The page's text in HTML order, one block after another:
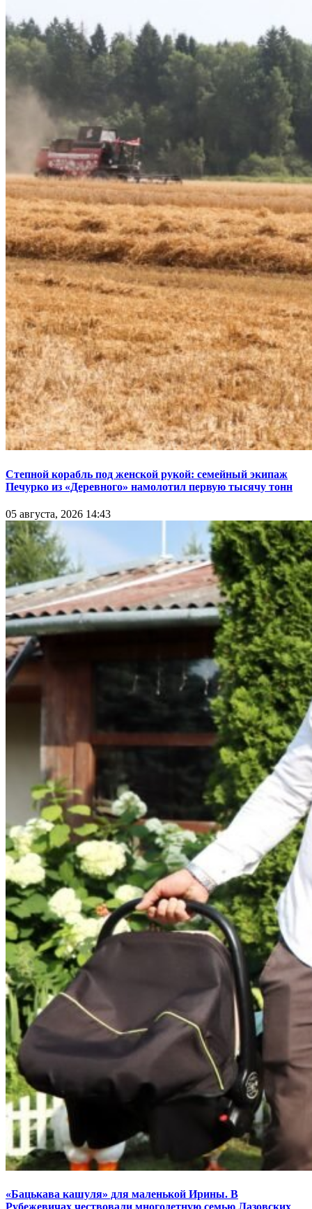
Степной корабль под женской рукой: семейный экипаж
Печурко из «Деревного» намолотил первую тысячу тонн
05 августа, 2026 14:43
«Бацькава кашуля» для маленькой Ирины. В